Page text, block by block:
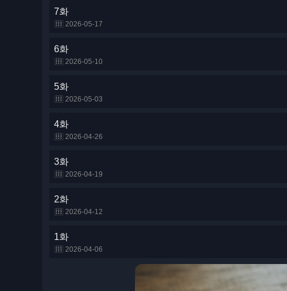
7화
2026-05-17
6화
2026-05-10
5화
2026-05-03
4화
2026-04-26
3화
2026-04-19
2화
2026-04-12
1화
2026-04-06